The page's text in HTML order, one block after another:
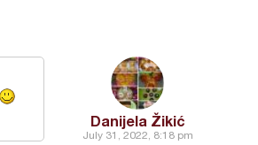
Danijela Žikić
July 31, 2022, 8:18 pm